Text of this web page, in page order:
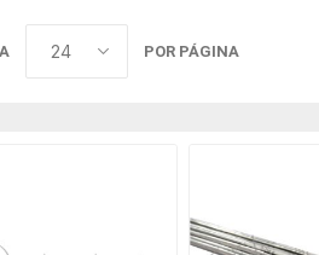
POR PÁGINA